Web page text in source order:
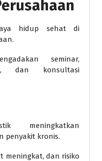
hidup sehat di
seminar,
dan konsultasi
meningkatkan
penyakit kronis.
meningkat, dan risiko